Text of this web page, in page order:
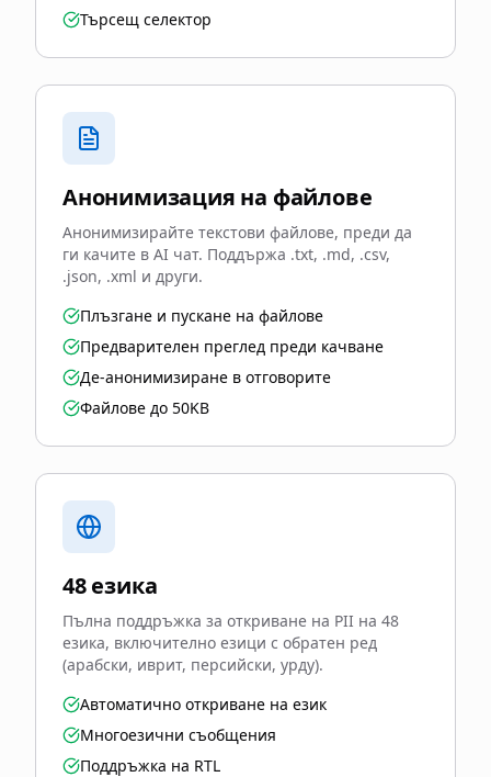
Търсещ селектор
Анонимизация на файлове
Анонимизирайте текстови файлове, преди да
ги качите в AI чат. Поддържа .txt, .md, .csv,
.json, .xml и други.
Плъзгане и пускане на файлове
Предварителен преглед преди качване
Де-анонимизиране в отговорите
Файлове до 50KB
48 езика
Пълна поддръжка за откриване на PII на 48
езика, включително езици с обратен ред
(арабски, иврит, персийски, урду).
Автоматично откриване на език
Многоезични съобщения
Поддръжка на RTL